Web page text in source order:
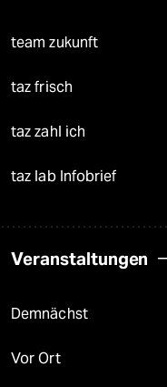
team zukunft
taz frisch
taz zahl ich
taz lab Infobrief
Veranstaltungen
Demnächst
Vor Ort